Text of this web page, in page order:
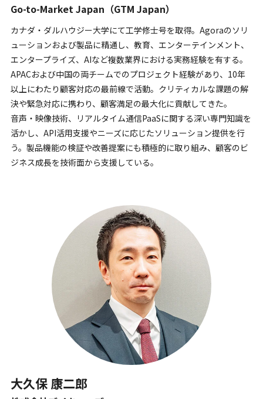
Go-to-Market Japan（GTM Japan）
カナダ・ダルハウジー大学にて工学修士号を取得。Agoraのソリ
ューションおよび製品に精通し、教育、エンターテインメント、
エンタープライズ、AIなど複数業界における実務経験を有する。
APACおよび中国の両チームでのプロジェクト経験があり、10年
以上にわたり顧客対応の最前線で活動。クリティカルな課題の解
決や緊急対応に携わり、顧客満足の最大化に貢献してきた。
音声・映像技術、リアルタイム通信PaaSに関する深い専門知識を
活かし、API活用支援やニーズに応じたソリューション提供を行
う。製品機能の検証や改善提案にも積極的に取り組み、顧客のビ
ジネス成長を技術面から支援している。
大久保 康二郎